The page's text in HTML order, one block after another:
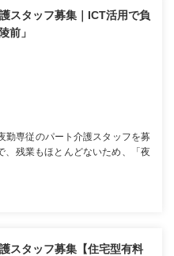
スタッフ募集｜ICT活用で負
前」
勤専従のパート介護スタッフを募
、残業もほとんどないため、「夜
スタッフ募集【住宅型有料